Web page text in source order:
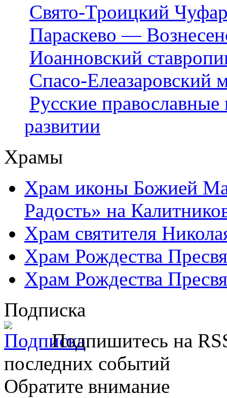
Свято-Троицкий
Параскево —
Иоанновский
Спасо-Елеазаровский
Русские
развитии
Храмы
Храм иконы Божией
Радость» на
Храм святителя
Храм Рождества
Храм Рождества
Подписка
Подпишитесь на
последних событий
Обратите внимание